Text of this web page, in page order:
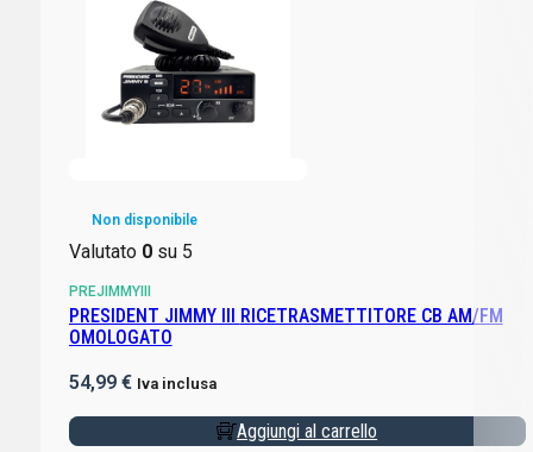
Non disponibile
Valutato 0su 5
PREJIMMYIII
PRESIDENT JIMMY III RICETRASMETTITORE CB AM/FM
OMOLOGATO
54,99 € Iva inclusa
Aggiungi al carrello